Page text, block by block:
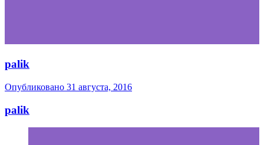
palik
Опубликовано 31 августа, 2016
palik